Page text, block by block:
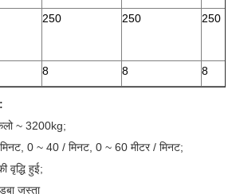
250 250 250
8 8 8
~ 3200kg;
0 ~ 40 / मिनट, 0 ~ 60 मीटर / मिनट;
वृद्धि हुई;
जस्ता